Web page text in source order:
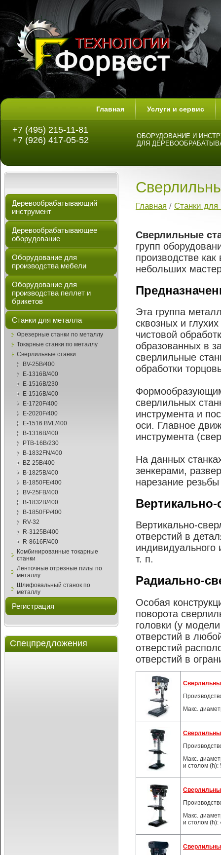
ОБОРУДОВАНИЕ И
ДЛЯ
+7 (495) 215-11-81
+7 (926) 417-05-52
Главная Услуги и сервис
Деревообрабатывающий
инструмент
Деревообрабатывающее
оборудование
Оборудование для
производства мебели
Оборудование для
производства пеллет и
брикетов
Станки для металла
Фрезерные станки по металлу
Токарные станки по металлу
Сверлильные станки
BV-25B/400
E-1316B/400
E-1516B/230
Е-1516В/400
Е-1720F/400
E-2020F/400
Е-1516 BVL/400
B-1316B/400
PTB-16B/230
B-1832FN/400
BZ-25B/400
B-1825B/400
B-1850FE/400
BV-25FB/400
B-1832B/400
B-1850FP/400
RV-32
R-3125B/400
R-8616F/400
Комбинированные токарные
станки
Ленточные отрезные пилы по
металлу
Шлифовальный станок по
металлу
Регистрация
Спецпредложения
Главная / Станки для
Сверлильные
групп
производстве
небольших
Эта группа
сквозных и
чистовой
образованных в
сверлильные
обработки
сверлильных
инструмента и
оси. Главное
инструмента
На данных
зенкерами,
нарезание
Вертикально-
отверстий в
индивидуального
т. п.
Радиально-
Особая
поворота
головки (у
отверстий в
отверстий
отверстий в
Макс.
Макс.
и столом (h):
Макс.
и столом (h):